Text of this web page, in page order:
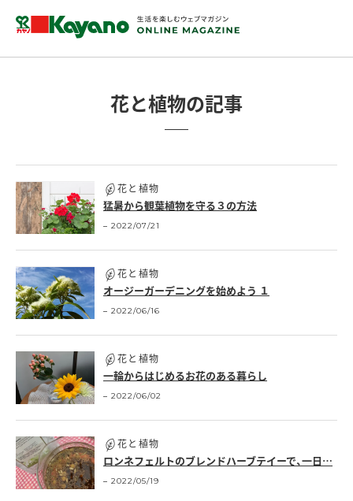
花と植物の記事
花と植物
猛暑から観葉植物を守る３の方法
2022/07/21
花と植物
オージーガーデニングを始めよう １
2022/06/16
花と植物
一輪からはじめるお花のある暮らし
2022/06/02
花と植物
ロンネフェルトのブレンドハーブテイーで、一日…
2022/05/19